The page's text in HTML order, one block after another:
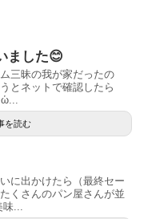
ました😊
三昧の我が家だったの
とネットで確認したら
を読む
に出かけたら（最終セー
くさんのパン屋さんが並
味...